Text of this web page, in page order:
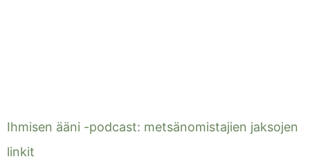
Ihmisen ääni -podcast: metsänomistajien jaksojen
linkit